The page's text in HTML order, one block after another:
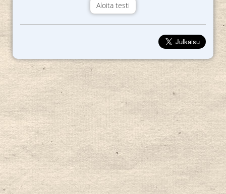
Aloita testi